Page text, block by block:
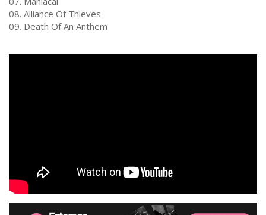
08. Alliance Of Thieves
09. Death Of An Anthem